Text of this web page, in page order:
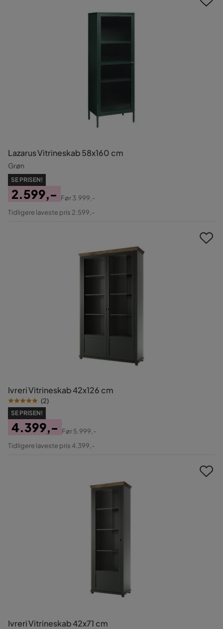
Lazarus Vitrineskab 58x160 cm
Grøn
SE PRISEN!
Pris
2.599,-
Original
Før3.999,-
Tidligere laveste pris 2.599,-
Ivreri Vitrineskab 42x126 cm
(2)
SE PRISEN!
Pris
4.399,-
Original
Før5.999,-
Tidligere laveste pris 4.399,-
Ivreri Vitrineskab 42x71 cm